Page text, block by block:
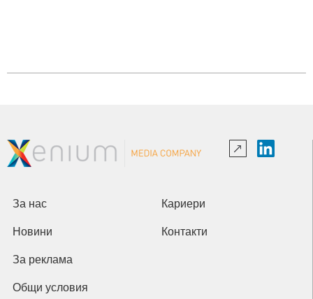
За нас Кариери
Новини Контакти
За реклама
Общи условия